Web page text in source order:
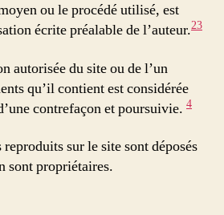
ou le procédé utilisé, est
écrite préalable de l’auteur.23
autorisée du site ou de l’un
qu’il contient est considérée
contrefaçon et poursuivie. 4
sur le site sont déposés
sont propriétaires.